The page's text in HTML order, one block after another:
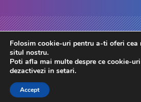
© 2026 FdC - Firma de Conta. Toate
Folosim cookie-uri pentru a-ti oferi cea
situl nostru.
Poti afla mai multe despre ce cookie-
dezactivezi in setari.
Accept